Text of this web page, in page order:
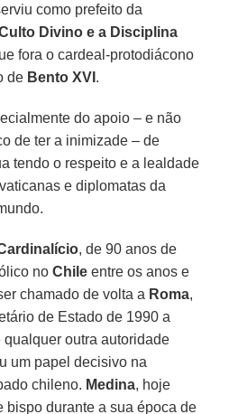
como prefeito da
Divino e a Disciplina
fora o cardeal-protodiácono
de Bento XVI .
do apoio – e não
de ter a inimizade – de
tendo o respeito e a lealdade
e diplomatas da
, de 90 anos de
noChile entre os anos e
chamado de volta a Roma,
de Estado de 1990 a
outra autoridade
um papel decisivo na
chileno. Medina, hoje
bispo durante a sua época de